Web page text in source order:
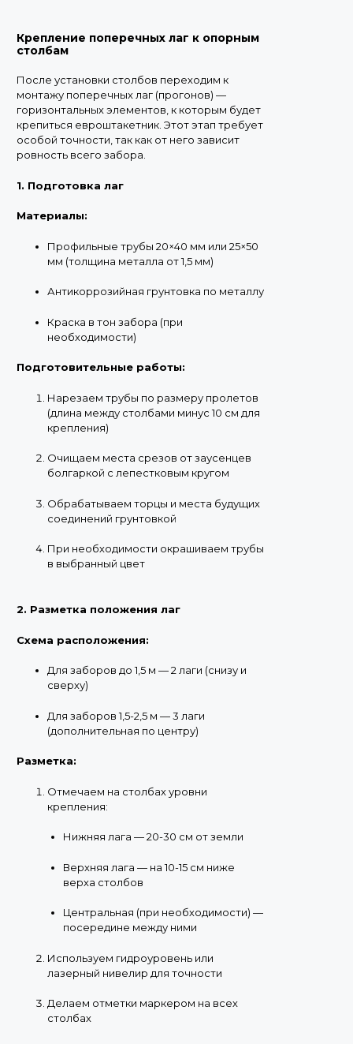
Крепление поперечных лаг к опорным
столбам
После установки столбов переходим к
монтажу поперечных лаг (прогонов) —
горизонтальных элементов, к которым будет
крепиться евроштакетник. Этот этап требует
особой точности, так как от него зависит
ровность всего забора.
1. Подготовка лаг
Материалы:
Профильные трубы 20×40 мм или 25×50
мм (толщина металла от 1,5 мм)
Антикоррозийная грунтовка по металлу
Краска в тон забора (при
необходимости)
Подготовительные работы:
Нарезаем трубы по размеру пролетов
(длина между столбами минус 10 см для
крепления)
Очищаем места срезов от заусенцев
болгаркой с лепестковым кругом
Обрабатываем торцы и места будущих
соединений грунтовкой
При необходимости окрашиваем трубы
в выбранный цвет
2. Разметка положения лаг
Схема расположения:
Для заборов до 1,5 м — 2 лаги (снизу и
сверху)
Для заборов 1,5-2,5 м — 3 лаги
(дополнительная по центру)
Разметка:
Отмечаем на столбах уровни
крепления:
Нижняя лага — 20-30 см от земли
Верхняя лага — на 10-15 см ниже
верха столбов
Центральная (при необходимости) —
посередине между ними
Используем гидроуровень или
лазерный нивелир для точности
Делаем отметки маркером на всех
столбах